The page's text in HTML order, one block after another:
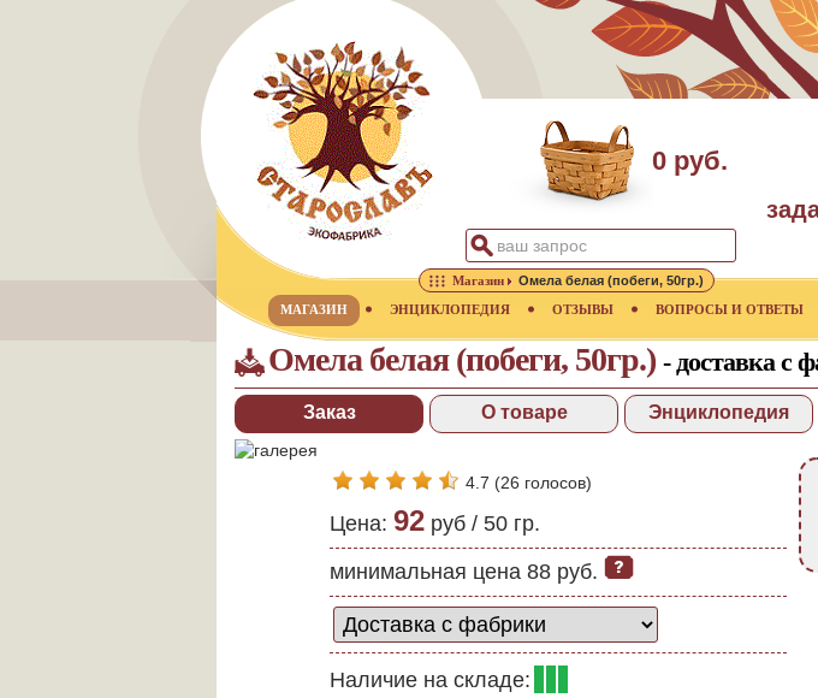
0 руб.
МАГАЗИН ЭНЦИКЛОПЕДИЯ ОТЗЫВЫ ВОПРОСЫ И ОТВЕТЫ
Магазин Омела белая (побеги, 50гр.)
Омела белая (побеги, 50гр.) - доставка с
Заказ О товаре Энциклопедия
4.7 (26 голосов)
Цена: 92 руб / 50 гр.
минимальная цена 88 руб.
Наличие на складе: